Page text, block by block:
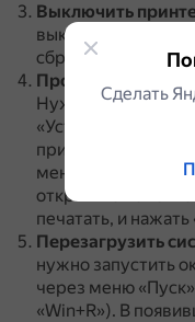
Выключить
выключение и
сбрасывают
Просмотреть
Нужно зайти в
«Устройства и
принтер правой
меню выбрать
открывшемся
печатать, и
Перезагрузить
нужно запустить
через меню
«Win+R»). В
Сделать